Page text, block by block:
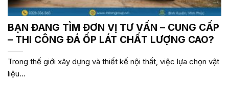
BẠN ĐANG TÌM ĐƠN VỊ TƯ VẤN – CUNG CẤP
– THI CÔNG ĐÁ ỐP LÁT CHẤT LƯỢNG CAO?
Trong thế giới xây dựng và thiết kế nội thất, việc lựa chọn vật
liệu...